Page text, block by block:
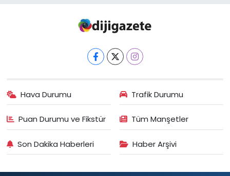
Hava Durumu Trafik Durumu
Puan Durumu ve Fikstür Tüm Manşetler
Son Dakika Haberleri Haber Arşivi